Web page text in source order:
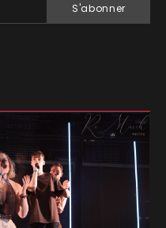
S'abonner